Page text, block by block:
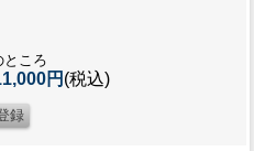
ところ
円 (税込)